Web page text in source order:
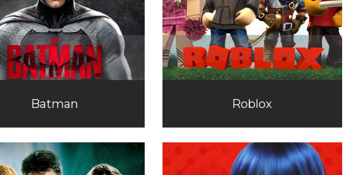
Batman Roblox